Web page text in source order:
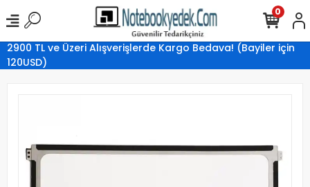
2900 TL ve Üzeri Alışverişlerde Kargo Bedava! (Bayiler için
120USD)
0